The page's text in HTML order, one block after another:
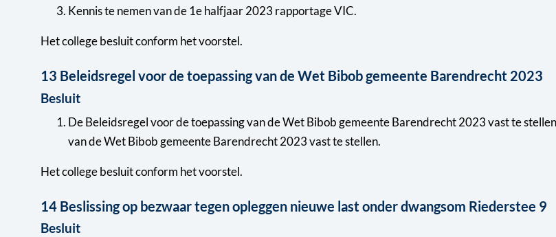
Kennis te nemen van de 1e halfjaar 2023 rapportage VIC.
Het college besluit conform het voorstel.
13 Beleidsregel voor de toepassing van de Wet Bibob gemeente Barendrecht 2023
Besluit
De Beleidsregel voor de toepassing van de Wet Bibob gemeente Barendrecht 2023 vast te
van de Wet Bibob gemeente Barendrecht 2023 vast te stellen.
Het college besluit conform het voorstel.
14 Beslissing op bezwaar tegen opleggen nieuwe last onder dwangsom Riederstee 9
Besluit